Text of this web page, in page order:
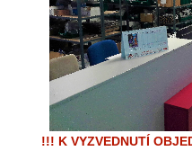
!!! K VYZVEDNUTÍ